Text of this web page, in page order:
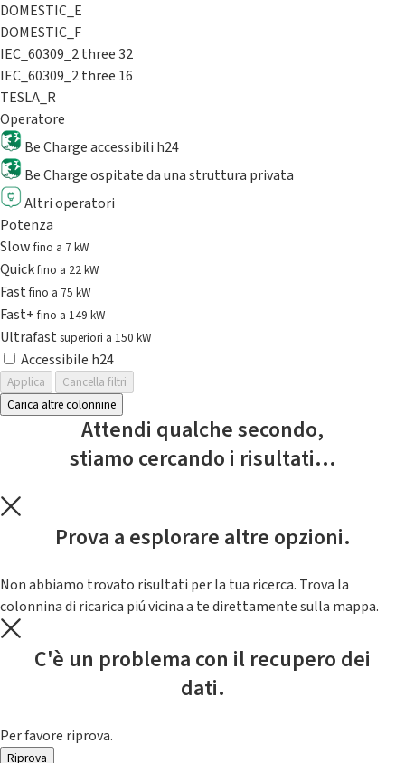
DOMESTIC_E
DOMESTIC_F
IEC_60309_2 three 32
IEC_60309_2 three 16
TESLA_R
Operatore
Be Charge accessibili h24
Be Charge ospitate da una struttura privata
Altri operatori
Potenza
Slowfino a 7 kW
Quickfino a 22 kW
Fastfino a 75 kW
Fast+fino a 149 kW
Ultrafast superiori a 150 kW
Accessibile h24
Applica
Cancella filtri
Carica altre colonnine
Attendi qualche secondo,
stiamo cercando i risultati...
Prova a esplorare altre opzioni.
Non abbiamo trovato risultati per la tua ricerca. Trova la
colonnina di ricarica piú vicina a te direttamente sulla mappa.
C'è un problema con il recupero dei
dati.
Per favore riprova.
Riprova